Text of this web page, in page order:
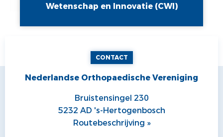
Wetenschap en Innovatie (CWI)
CONTACT
Nederlandse Orthopaedische Vereniging
Bruistensingel 230
5232 AD 's-Hertogenbosch
Routebeschrijving »